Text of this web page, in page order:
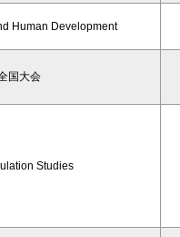
Human Development
国大会
Studies